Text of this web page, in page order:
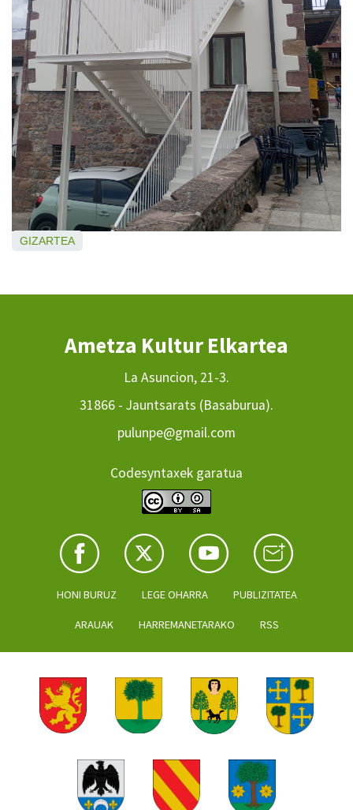
GIZARTEA
Ametza Kultur Elkartea
La Asuncion, 21-3.
31866 - Jauntsarats (Basaburua).
pulunpe@gmail.com
Codesyntaxek garatua
HONI BURUZ LEGE OHARRA PUBLIZITATEA
ARAUAK HARREMANETARAKO RSS